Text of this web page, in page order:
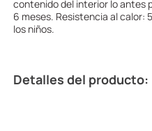
contenido del interior lo antes
6 meses. Resistencia al calor:
los niños.
Detalles del producto: